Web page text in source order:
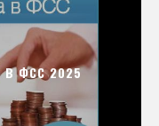
В ФСС 2025